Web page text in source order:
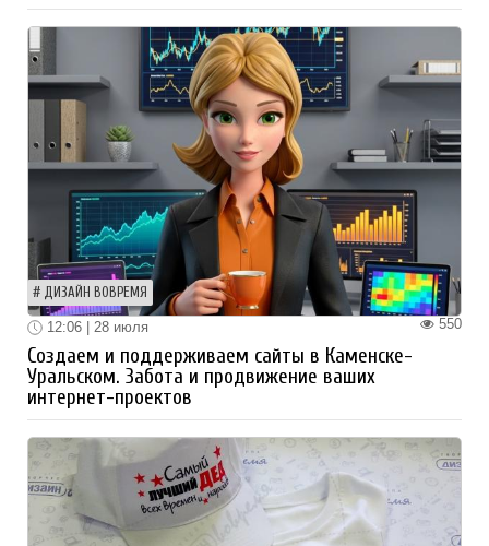
ДИЗАЙН ВОВРЕМЯ
550
12:06 | 28 июля
Создаем и поддерживаем сайты в Каменске-
Уральском. Забота и продвижение ваших
интернет-проектов